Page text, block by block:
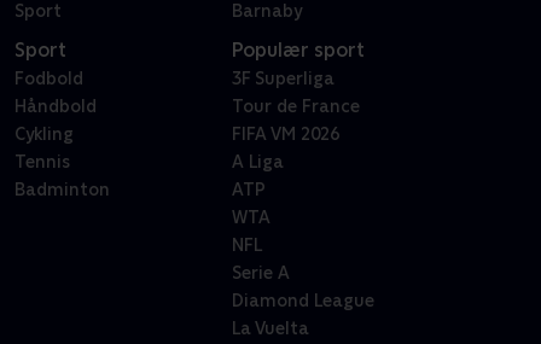
Sport
Barnaby
Sport
Fodbold
Håndbold
Cykling
Tennis
Badminton
Populær sport
3F Superliga
Tour de France
FIFA VM 2026
A Liga
ATP
WTA
NFL
Serie A
Diamond League
La Vuelta